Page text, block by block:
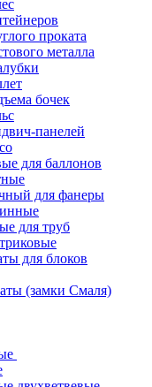
проката
металла
бочек
панелей
для баллонов
для фанеры
для труб
для блоков
(замки Смаля)